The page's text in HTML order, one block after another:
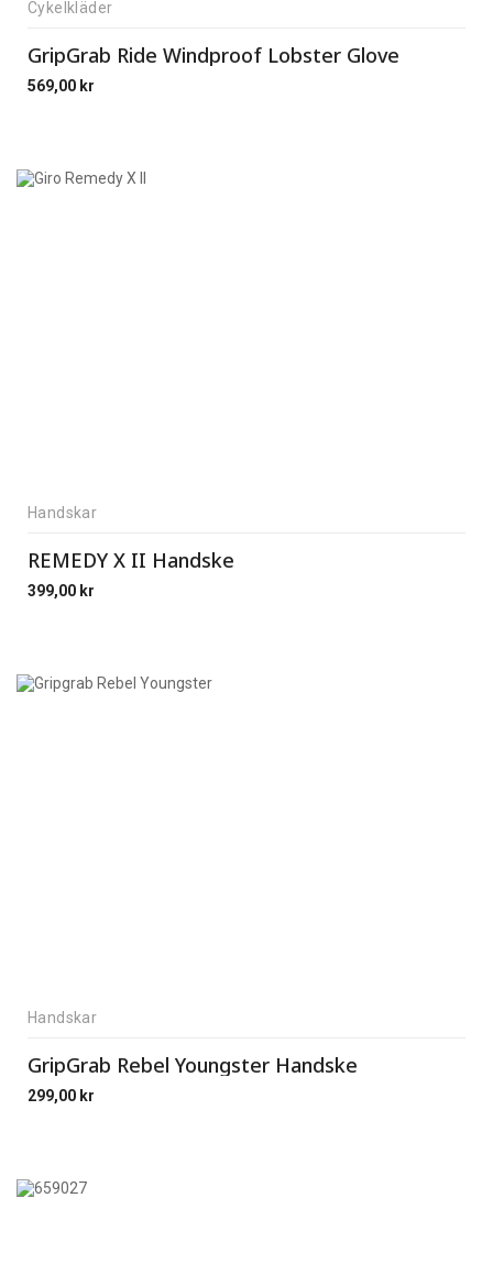
Cykelkläder
GripGrab Ride Windproof Lobster Glove
569,00 kr
Handskar
REMEDY X II Handske
399,00 kr
Handskar
GripGrab Rebel Youngster Handske
299,00 kr